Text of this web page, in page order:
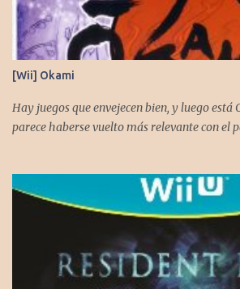
[Wii] Okami
Hay juegos que envejecen bien, y luego
parece haberse vuelto más relevante con el